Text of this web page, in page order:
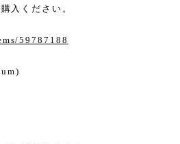
入ください。
59787188